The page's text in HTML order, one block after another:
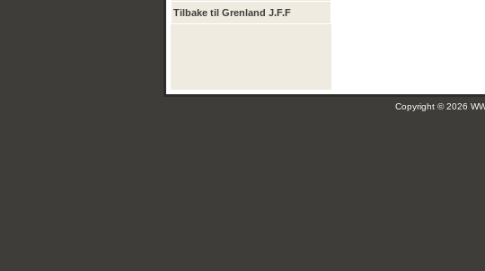
Tilbake til Grenland J.F.F
Copyright © 2026